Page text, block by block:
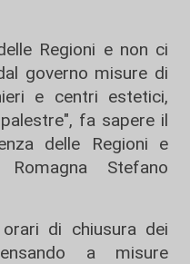
Regioni e non ci
governo misure di
e centri estetici,
fa sapere il
delle Regioni e
Romagna Stefano
di chiusura dei
a misure